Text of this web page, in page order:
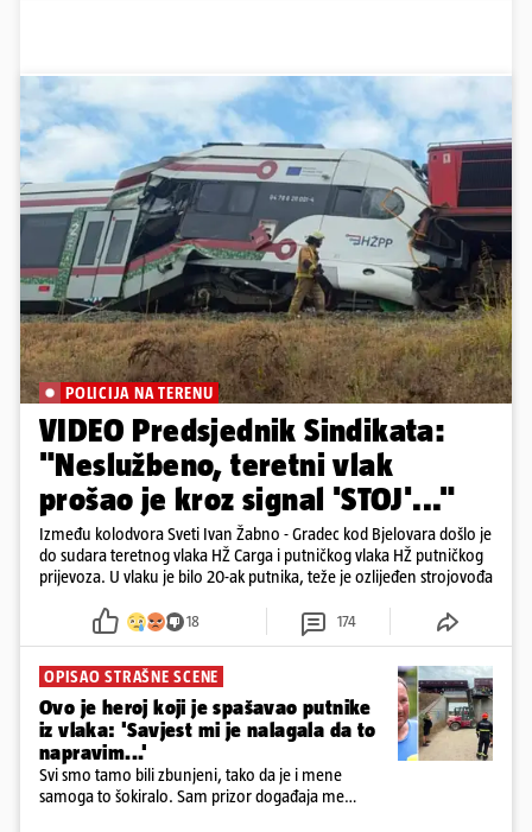
POLICIJA NA TERENU
VIDEO Predsjednik Sindikata:
"Neslužbeno, teretni vlak
prošao je kroz signal 'STOJ'..."
Između kolodvora Sveti Ivan Žabno - Gradec kod Bjelovara došlo je
do sudara teretnog vlaka HŽ Carga i putničkog vlaka HŽ putničkog
prijevoza. U vlaku je bilo 20-ak putnika, teže je ozlijeđen strojovođa
18 174
OPISAO STRAŠNE SCENE
Ovo je heroj koji je spašavao putnike
iz vlaka: 'Savjest mi je nalagala da to
napravim...'
Svi smo tamo bili zbunjeni, tako da je i mene
samoga to šokiralo. Sam prizor događaja me